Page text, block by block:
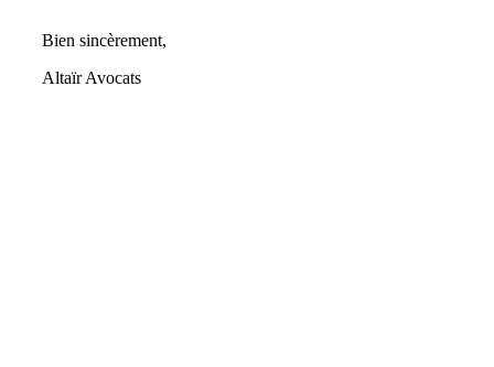
Bien sincèrement,
Altaïr Avocats